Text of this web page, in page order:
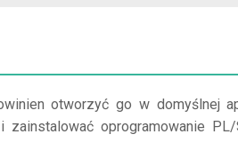
otworzyć go w domyślnej
oprogramowanie